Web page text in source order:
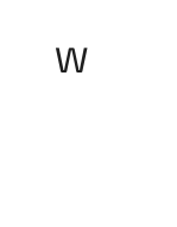
W